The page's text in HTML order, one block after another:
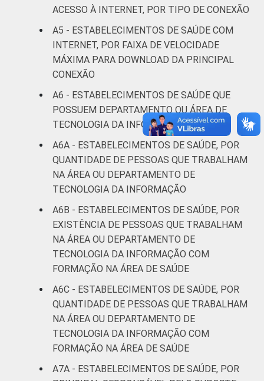
Pesquisa sobre o uso das tecnologias de
informação e comunicação nos
estabelecimentos de saúde brasileiros - TIC
Saúde 2017.
ACESSO À INTERNET, POR TIPO DE CONEXÃO
A5 - ESTABELECIMENTOS DE SAÚDE COM
INTERNET, POR FAIXA DE VELOCIDADE
MÁXIMA PARA DOWNLOAD DA PRINCIPAL
CONEXÃO
A6 - ESTABELECIMENTOS DE SAÚDE QUE
POSSUEM DEPARTAMENTO OU ÁREA DE
TECNOLOGIA DA INFORMAÇÃO
A6A - ESTABELECIMENTOS DE SAÚDE, POR
QUANTIDADE DE PESSOAS QUE TRABALHAM
NA ÁREA OU DEPARTAMENTO DE
TECNOLOGIA DA INFORMAÇÃO
A6B - ESTABELECIMENTOS DE SAÚDE, POR
EXISTÊNCIA DE PESSOAS QUE TRABALHAM
NA ÁREA OU DEPARTAMENTO DE
TECNOLOGIA DA INFORMAÇÃO COM
FORMAÇÃO NA ÁREA DE SAÚDE
A6C - ESTABELECIMENTOS DE SAÚDE, POR
QUANTIDADE DE PESSOAS QUE TRABALHAM
NA ÁREA OU DEPARTAMENTO DE
TECNOLOGIA DA INFORMAÇÃO COM
FORMAÇÃO NA ÁREA DE SAÚDE
A7A - ESTABELECIMENTOS DE SAÚDE, POR